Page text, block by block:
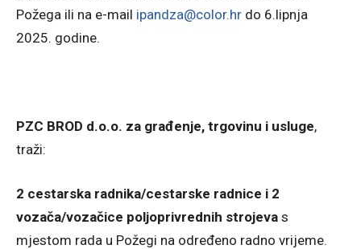
Požega ili na e-mail ipandza@color.hr do 6.lipnja
2025. godine.
PZC BROD d.o.o. za građenje, trgovinu i usluge,
traži:
2 cestarska radnika/cestarske radnice i 2
vozača/vozačice poljoprivrednih strojeva s
mjestom rada u Požegi na određeno radno vrijeme.